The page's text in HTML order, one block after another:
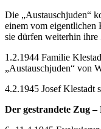
Die „Austauschjuden“
einem vom eigentlichen
sie dürfen weiterhin
1.2.1944 Familie
„Austauschjuden“ von
4.2.1945 Josef Klestadt
Der gestrandete Zug